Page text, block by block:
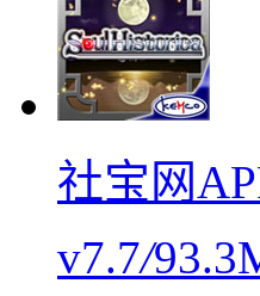
社宝网
v7.7/